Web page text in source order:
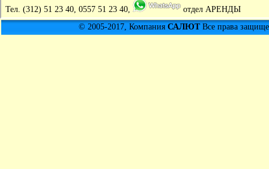
Тел. (312) 51 23 40, 0557 51 23 40,
отдел АРЕНДЫ
© 2005-2017, Компания САЛЮТВсе права